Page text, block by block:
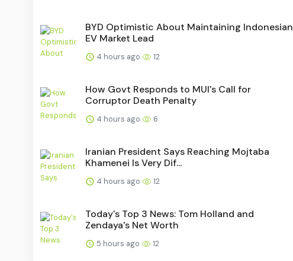
BYD Optimistic About Maintaining Indonesian
EV Market Lead
4 hours ago 12
How Govt Responds to MUI's Call for
Corruptor Death Penalty
4 hours ago 6
Iranian President Says Reaching Mojtaba
Khamenei Is Very Dif...
4 hours ago 12
Today's Top 3 News: Tom Holland and
Zendaya's Net Worth
5 hours ago 12